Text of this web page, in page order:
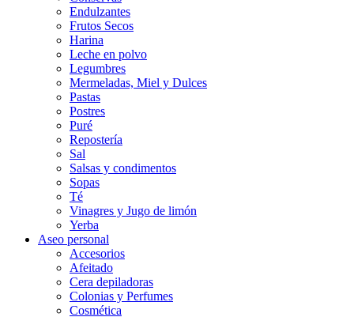
Endulzantes
Frutos Secos
Harina
Leche en polvo
Legumbres
Mermeladas, Miel y Dulces
Pastas
Postres
Puré
Repostería
Sal
Salsas y condimentos
Sopas
Té
Vinagres y Jugo de limón
Yerba
Aseo personal
Accesorios
Afeitado
Cera depiladoras
Colonias y Perfumes
Cosmética